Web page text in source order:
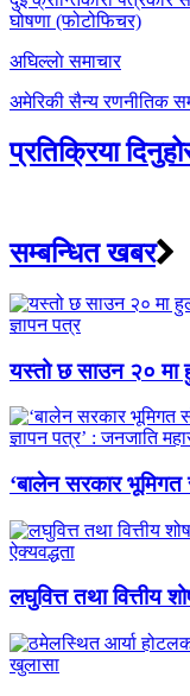
घोषणा (फोटोफिचर)
अघिल्लाे समाचार
अमेरिकी सैन्य रणनीतिक
प्रतिक्रिया
सम्बन्धित खबर
यस्तो छ साउन २० मा
‘बालेन सरकार
लघुवित्त तथा वित्तीय